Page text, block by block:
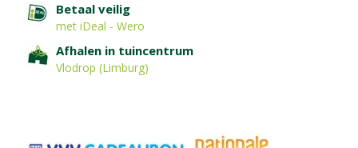
Betaal veilig
met iDeal - Wero
Afhalen in tuincentrum
Vlodrop (Limburg)